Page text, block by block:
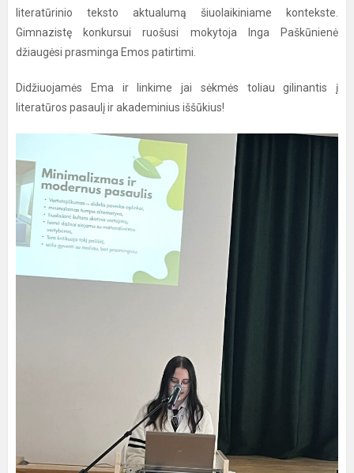
literatūrinio teksto aktualumą šiuolaikiniame kontekste.
Gimnazistę konkursui ruošusi mokytoja Inga Paškūnienė
džiaugėsi prasminga Emos patirtimi.
Didžiuojamės Ema ir linkime jai sėkmės toliau gilinantis į
literatūros pasaulį ir akademinius iššūkius!